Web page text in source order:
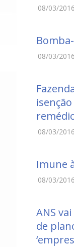
08/03/2016
08/03/2016
08/03/2016
Imune
08/03/2016
ANS
de